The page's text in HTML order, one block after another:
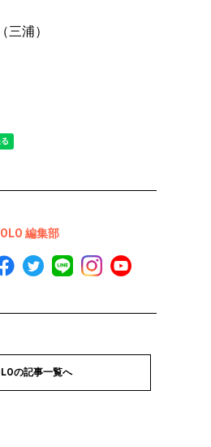
三浦）
編集部
の記事一覧へ